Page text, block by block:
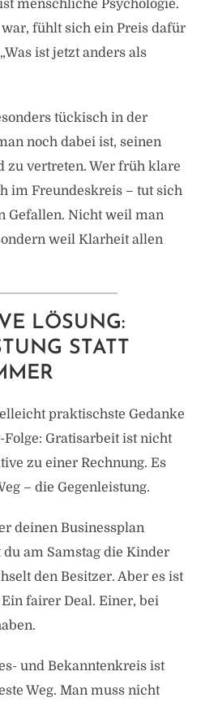
menschliche Psychologie.
fühlt sich ein Preis dafür
ist jetzt anders als
tückisch in der
noch dabei ist, seinen
zu vertreten. Wer früh klare
im Freundeskreis – tut sich
Gefallen. Nicht weil man
weil Klarheit allen
LÖSUNG:
STATT
praktischste Gedanke
Folge: Gratisarbeit ist nicht
zu einer Rechnung. Es
– die Gegenleistung.
deinen Businessplan
am Samstag die Kinder
den Besitzer. Aber es ist
fairer Deal. Einer, bei
und Bekanntenkreis ist
Weg. Man muss nicht